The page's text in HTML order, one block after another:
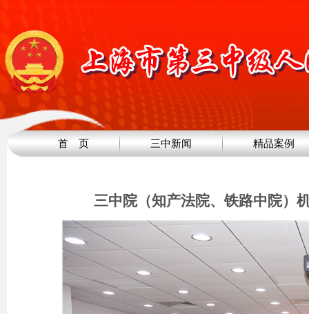
首 页 三中新闻 精品案例
三中院（知产法院、铁路中院）